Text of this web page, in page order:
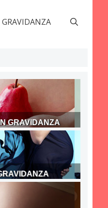
GRAVIDANZA
GRAVIDANZA